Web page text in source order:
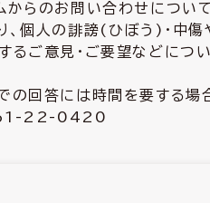
からのお問い合わせについ
、個人の誹謗(ひぼう)・中
るご意見・ご要望などについ
の回答には時間を要する場
22-0420